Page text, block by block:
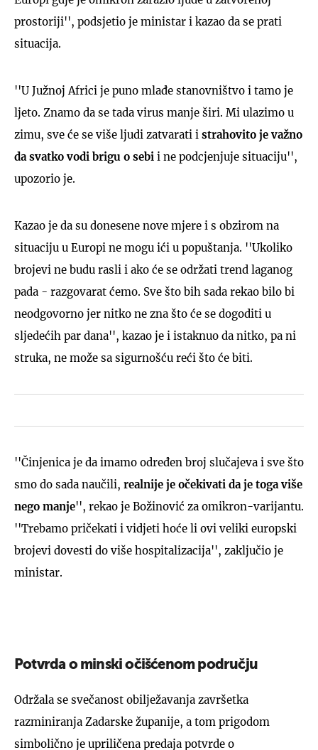
prostoriji'', podsjetio je ministar i kazao da se prati
situacija.
''U Južnoj Africi je puno mlađe stanovništvo i tamo je
ljeto. Znamo da se tada virus manje širi. Mi ulazimo u
zimu, sve će se više ljudi zatvarati i strahovito je važno
da svatko vodi brigu o sebi i ne podcjenjuje situaciju'',
upozorio je.
Kazao je da su donesene nove mjere i s obzirom na
situaciju u Europi ne mogu ići u popuštanja. ''Ukoliko
brojevi ne budu rasli i ako će se održati trend laganog
pada - razgovarat ćemo. Sve što bih sada rekao bilo bi
neodgovorno jer nitko ne zna što će se dogoditi u
sljedećih par dana'', kazao je i istaknuo da nitko, pa ni
struka, ne može sa sigurnošću reći što će biti.
''Činjenica je da imamo određen broj slučajeva i sve što
smo do sada naučili, realnije je očekivati da je toga više
nego manje'', rekao je Božinović za omikron-varijantu.
''Trebamo pričekati i vidjeti hoće li ovi veliki europski
brojevi dovesti do više hospitalizacija'', zaključio je
ministar.
Potvrda o minski očišćenom području
Održala se svečanost obilježavanja završetka
razminiranja Zadarske županije, a tom prigodom
simbolično je upriličena predaja potvrde o